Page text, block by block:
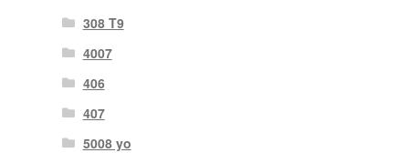
308 T9
4007
406
407
5008 yo